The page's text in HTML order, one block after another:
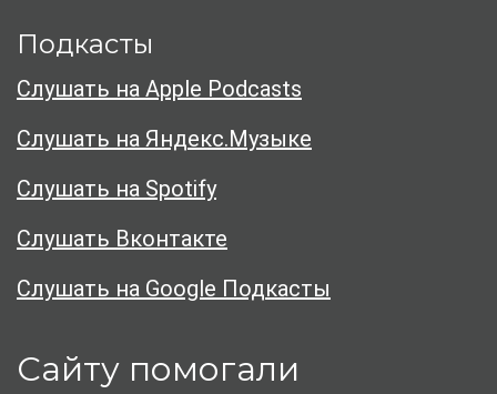
Подкасты
Слушать на Apple Podcasts
Слушать на Яндекс.Музыке
Слушать на Spotify
Слушать Вконтакте
Слушать на Google Подкасты
Сайту помогали